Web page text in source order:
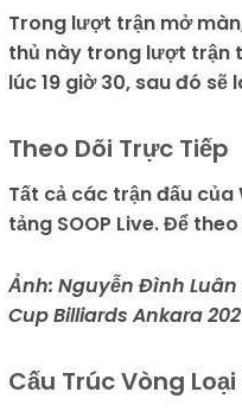
Trong lượt trận mở
thủ này trong lượt trận
lúc 19 giờ 30, sau đó
Theo Dõi Trực Tiếp
Tất cả các trận đấu
tảng SOOP Live. Để
Ảnh: Nguyễn Đình
Cup Billiards Ankara
Cấu Trúc Vòng Loại